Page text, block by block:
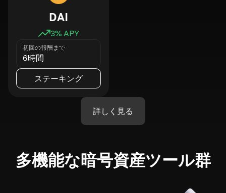
DAI
3% APY
初回の報酬まで
6時間
ステーキング
詳しく見る
多機能な暗号資産ツール群